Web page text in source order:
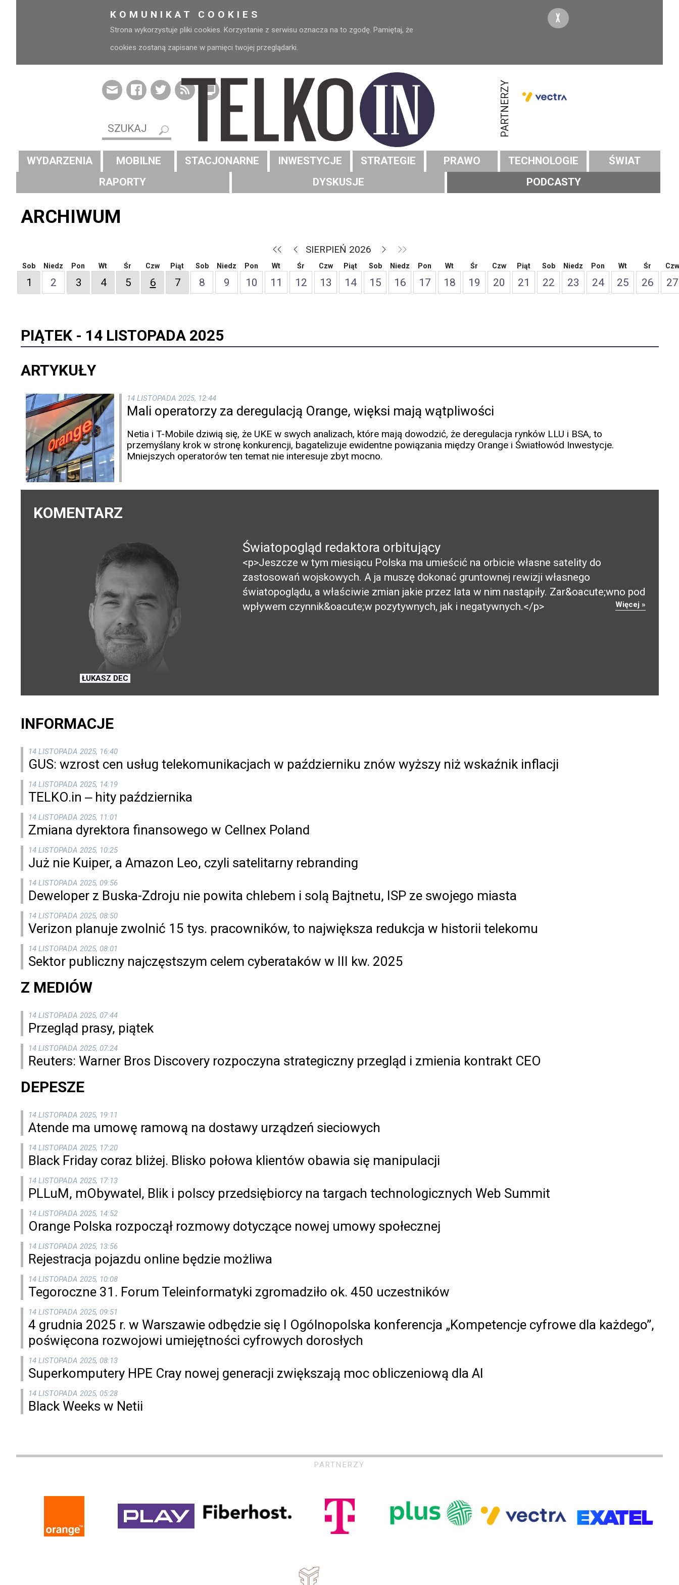
KOMUNIKAT COOKIES
Strona wykorzystuje pliki cookies. Korzystanie z serwisu oznacza na to zgodę. Pamiętaj, że
cookies zostaną zapisane w pamięci twojej przeglądarki.
X
PARTNERZY
WYDARZENIA MOBILNE STACJONARNE INWESTYCJE STRATEGIE PRAWO TECHNOLOGIE
ŚWIAT
RAPORTY
DYSKUSJE PODCASTY
ARCHIWUM
SIERPIEŃ 2026
Sob
1
Niedz
2
Pon
3
Wt
4
Śr
5
Czw
6
Piąt
7
Sob
8
Niedz
9
Pon
10
Wt
11
Śr
12
Czw
13
Piąt
14
Sob
15
Niedz
16
Pon
17
Wt
18
Śr
19
Czw
20
Piąt
21
Sob
22
Niedz
23
Pon
24
Wt
25
Śr
26
Czw
27
PIĄTEK - 14 LISTOPADA 2025
ARTYKUŁY
14 LISTOPADA 2025, 12:44
Mali operatorzy za deregulacją Orange, więksi mają wątpliwości
Netia i T-Mobile dziwią się, że UKE w swych analizach, które mają dowodzić, że deregulacja rynków LLU i BSA, to
przemyślany krok w stronę konkurencji, bagatelizuje ewidentne powiązania między Orange i Światłowód Inwestycje.
Mniejszych operatorów ten temat nie interesuje zbyt mocno.
KOMENTARZ
ŁUKASZ DEC
Światopogląd redaktora orbitujący
<p>Jeszcze w tym miesiącu Polska ma umieścić na orbicie własne satelity do
zastosowań wojskowych. A ja muszę dokonać gruntownej rewizji własnego
światopoglądu, a właściwie zmian jakie przez lata w nim nastąpiły. Zar&oacute;wno pod
wpływem czynnik&oacute;w pozytywnych, jak i negatywnych.</p>
Więcej »
INFORMACJE
14 LISTOPADA 2025, 16:40
GUS: wzrost cen usług telekomunikacjach w październiku znów wyższy niż wskaźnik inflacji
14 LISTOPADA 2025, 14:19
TELKO.in ‒ hity października
14 LISTOPADA 2025, 11:01
Zmiana dyrektora finansowego w Cellnex Poland
14 LISTOPADA 2025, 10:25
Już nie Kuiper, a Amazon Leo, czyli satelitarny rebranding
14 LISTOPADA 2025, 09:56
Deweloper z Buska-Zdroju nie powita chlebem i solą Bajtnetu, ISP ze swojego miasta
14 LISTOPADA 2025, 08:50
Verizon planuje zwolnić 15 tys. pracowników, to największa redukcja w historii telekomu
14 LISTOPADA 2025, 08:01
Sektor publiczny najczęstszym celem cyberataków w III kw. 2025
Z MEDIÓW
14 LISTOPADA 2025, 07:44
Przegląd prasy, piątek
14 LISTOPADA 2025, 07:24
Reuters: Warner Bros Discovery rozpoczyna strategiczny przegląd i zmienia kontrakt CEO
DEPESZE
14 LISTOPADA 2025, 19:11
Atende ma umowę ramową na dostawy urządzeń sieciowych
14 LISTOPADA 2025, 17:20
Black Friday coraz bliżej. Blisko połowa klientów obawia się manipulacji
14 LISTOPADA 2025, 17:13
PLLuM, mObywatel, Blik i polscy przedsiębiorcy na targach technologicznych Web Summit
14 LISTOPADA 2025, 14:52
Orange Polska rozpoczął rozmowy dotyczące nowej umowy społecznej
14 LISTOPADA 2025, 13:56
Rejestracja pojazdu online będzie możliwa
14 LISTOPADA 2025, 10:08
Tegoroczne 31. Forum Teleinformatyki zgromadziło ok. 450 uczestników
14 LISTOPADA 2025, 09:51
4 grudnia 2025 r. w Warszawie odbędzie się I Ogólnopolska konferencja „Kompetencje cyfrowe dla każdego”,
poświęcona rozwojowi umiejętności cyfrowych dorosłych
14 LISTOPADA 2025, 08:13
Superkomputery HPE Cray nowej generacji zwiększają moc obliczeniową dla AI
14 LISTOPADA 2025, 05:28
Black Weeks w Netii
PARTNERZY